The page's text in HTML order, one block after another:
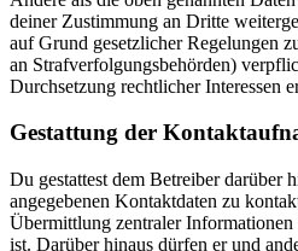
deiner Zustimmung an Dritte
auf Grund gesetzlicher Regelungen
an Strafverfolgungsbehörden)
Durchsetzung rechtlicher Interessen
Gestattung der
Du gestattest dem Betreiber darüber
angegebenen Kontaktdaten zu
Übermittlung zentraler
ist. Darüber hinaus dürfen er und